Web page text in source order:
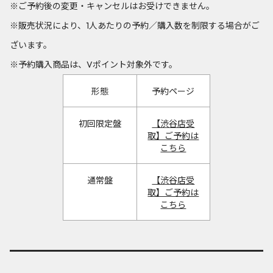
※ご予約後の変更・キャンセルはお受けできません。
※販売状況により、1人あたりの予約／購入数を制限する場合がご
ざいます。
※予約購入商品は、Vポイント対象外です。
形態 予約ページ
初回限定盤
【渋谷店受
取】ご予約は
こちら
通常盤
【渋谷店受
取】ご予約は
こちら